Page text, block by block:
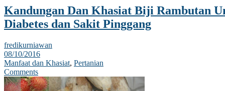
Kandungan Dan Khasiat Biji Rambutan
Diabetes dan Sakit Pinggang
fredikurniawan
08/10/2016
Manfaat dan Khasiat, Pertanian
Comments